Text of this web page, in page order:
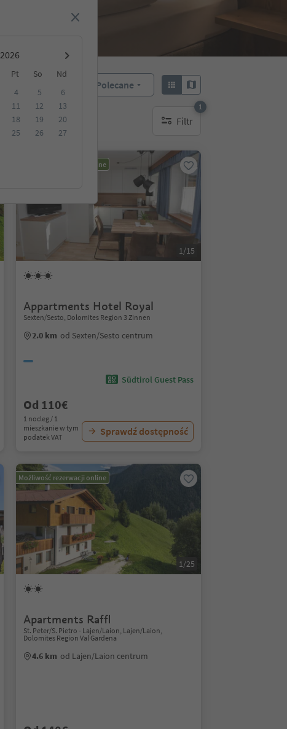
Pt So
Nd
4 5
6
11 12
13
18 19
20
25 26
27
Polecane
Filtr
1
1 aktywny filtr
Możliwość rezerwacji online
1/15
Appartments Hotel Royal
Sexten/Sesto, Dolomites Region 3 Zinnen
2.0 km od Sexten/Sesto centrum
Südtirol Guest Pass
Od 110€
1 nocleg / 1
mieszkanie w tym
podatek VAT
Sprawdź dostępność
Możliwość rezerwacji online
1/25
Apartments Raffl
St. Peter/S. Pietro - Lajen/Laion, Lajen/Laion,
Dolomites Region Val Gardena
4.6 km od Lajen/Laion centrum